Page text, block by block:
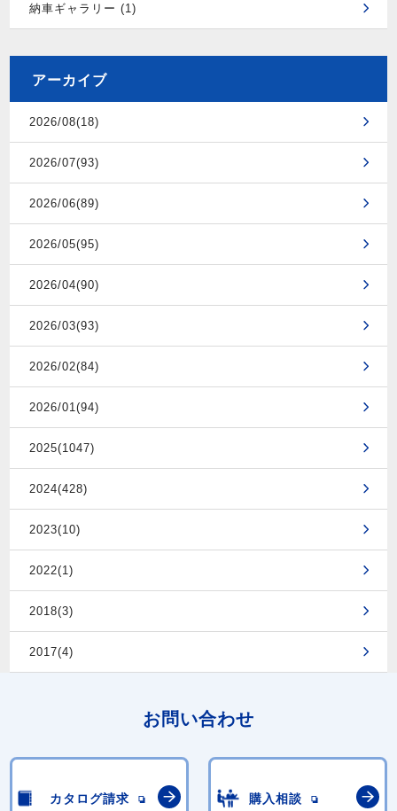
納車ギャラリー (1)
アーカイブ
2026/08(18)
2026/07(93)
2026/06(89)
2026/05(95)
2026/04(90)
2026/03(93)
2026/02(84)
2026/01(94)
2025(1047)
2024(428)
2023(10)
2022(1)
2018(3)
2017(4)
お問い合わせ
カタログ請求 購入相談